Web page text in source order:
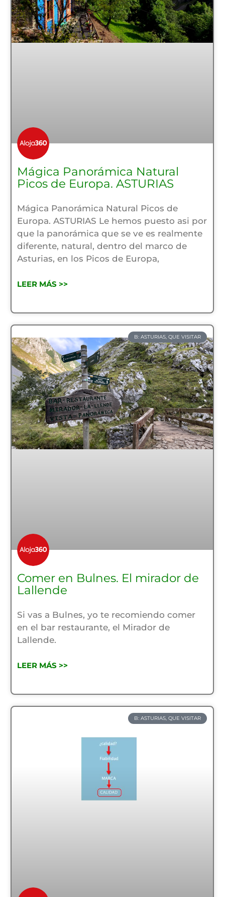
Mágica Panorámica Natural
Picos de Europa. ASTURIAS
Mágica Panorámica Natural Picos de
Europa. ASTURIAS Le hemos puesto asi por
que la panorámica que se ve es realmente
diferente, natural, dentro del marco de
Asturias, en los Picos de Europa,
LEER MÁS >>
B: ASTURIAS, QUE VISITAR
Comer en Bulnes. El mirador de
Lallende
Si vas a Bulnes, yo te recomiendo comer
en el bar restaurante, el Mirador de
Lallende.
LEER MÁS >>
B: ASTURIAS, QUE VISITAR